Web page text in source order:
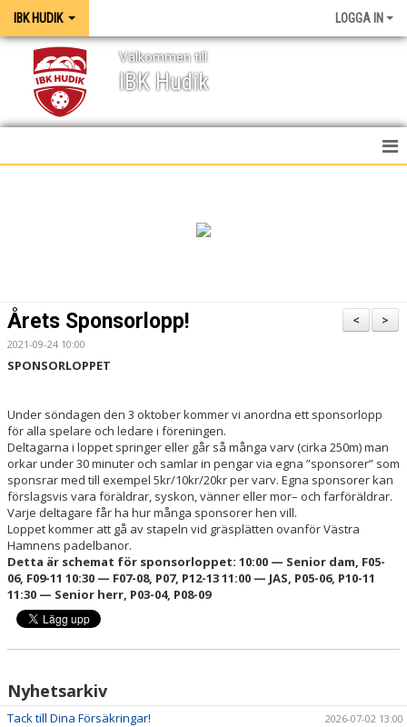
IBK HUDIK LOGGA IN
IBK Hudik
Välkommen till
MEDIA / GRAFISK PROFIL
DOKUMENT
OM KLUBBEN
MEDLEMSINFORMATION
FÖRSÄKRING
BILJETTINFORMATION
MATCHER
BILDER
IBIS INLOGGNING
>
<
Årets Sponsorlopp!
2021-09-24 10:00
SPONSORLOPPET
Under söndagen den 3 oktober kommer vi anordna ett sponsorlopp
för alla spelare och ledare i föreningen.
Deltagarna i loppet springer eller går så många varv (cirka 250m) man
orkar under 30 minuter och samlar in pengar via egna ”sponsorer” som
sponsrar med till exempel 5kr/10kr/20kr per varv. Egna sponsorer kan
förslagsvis vara föräldrar, syskon, vänner eller mor– och farföräldrar.
Varje deltagare får ha hur många sponsorer hen vill.
Loppet kommer att gå av stapeln vid gräsplätten ovanför Västra
Hamnens padelbanor.
Detta är schemat för sponsorloppet: 10:00 — Senior dam, F05-
06, F09-11 10:30 — F07-08, P07, P12-13 11:00 — JAS, P05-06, P10-11
11:30 — Senior herr, P03-04, P08-09
Nyhetsarkiv
Tack till Dina Försäkringar! 2026-07-02 13:00